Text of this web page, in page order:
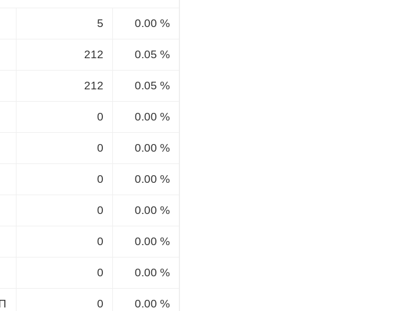
5 0.00 %
212 0.05 %
212 0.05 %
0 0.00 %
0 0.00 %
0 0.00 %
0 0.00 %
0 0.00 %
0 0.00 %
0 0.00 %